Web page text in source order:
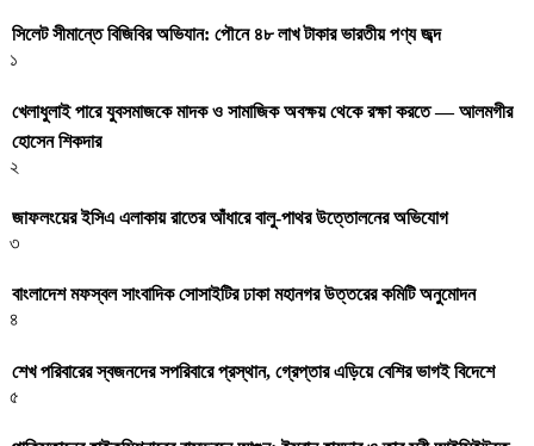
সিলেট সীমান্তে বিজিবির অভিযান: পৌনে ৪৮ লাখ টাকার ভারতীয় পণ্য জব্দ
১
খেলাধুলাই পারে যুবসমাজকে মাদক ও সামাজিক অবক্ষয় থেকে রক্ষা করতে — আলমগীর
হোসেন শিকদার
২
জাফলংয়ের ইসিএ এলাকায় রাতের আঁধারে বালু-পাথর উত্তোলনের অভিযোগ
৩
বাংলাদেশ মফস্বল সাংবাদিক সোসাইটির ঢাকা মহানগর উত্তরের কমিটি অনুমোদন
৪
শেখ পরিবারের স্বজনদের সপরিবারে প্রস্থান, গ্রেপ্তার এড়িয়ে বেশির ভাগই বিদেশে
৫